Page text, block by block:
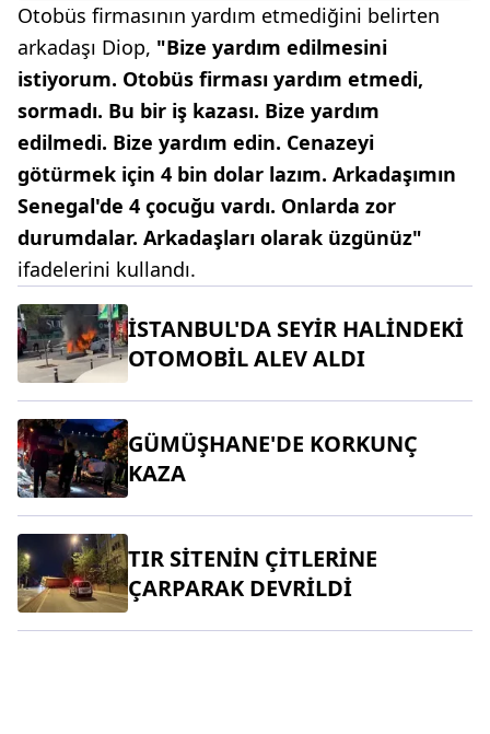
Otobüs firmasının yardım etmediğini belirten
arkadaşı Diop, "Bize yardım edilmesini
istiyorum. Otobüs firması yardım etmedi,
sormadı. Bu bir iş kazası. Bize yardım
edilmedi. Bize yardım edin. Cenazeyi
götürmek için 4 bin dolar lazım. Arkadaşımın
Senegal'de 4 çocuğu vardı. Onlarda zor
durumdalar. Arkadaşları olarak üzgünüz"
ifadelerini kullandı.
İSTANBUL'DA SEYİR HALİNDEKİ
OTOMOBİL ALEV ALDI
GÜMÜŞHANE'DE KORKUNÇ
KAZA
TIR SİTENİN ÇİTLERİNE
ÇARPARAK DEVRİLDİ